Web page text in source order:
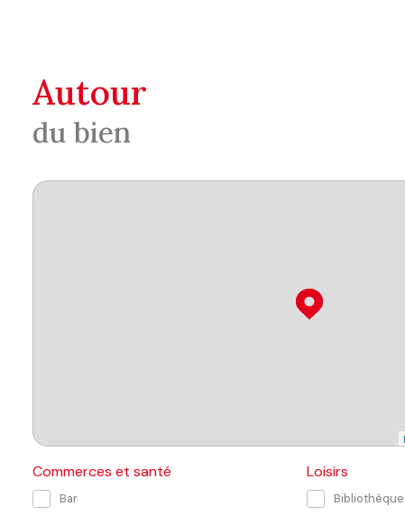
autour
du bien
Commerces et santé
Bar
Loisirs
Bibliothèque